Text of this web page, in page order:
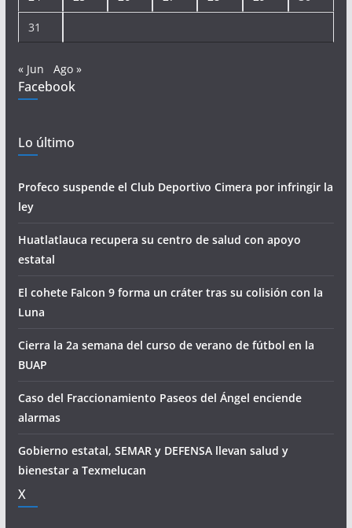
31
« Jun Ago »
Facebook
Lo último
Profeco suspende el Club Deportivo Cimera por infringir la
ley
Huatlatlauca recupera su centro de salud con apoyo
estatal
El cohete Falcon 9 forma un cráter tras su colisión con la
Luna
Cierra la 2a semana del curso de verano de fútbol en la
BUAP
Caso del Fraccionamiento Paseos del Ángel enciende
alarmas
Gobierno estatal, SEMAR y DEFENSA llevan salud y
bienestar a Texmelucan
X